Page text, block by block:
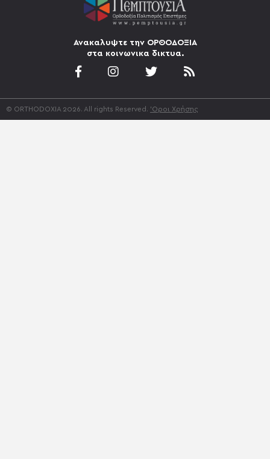
Ανακαλυψτε την ΟΡΘΟΔΟΞΙΑ
στα κοινωνικα δικτυα.
© ORTHODOXIA 2026. All rights Reserved. 'Οροι Χρήσης